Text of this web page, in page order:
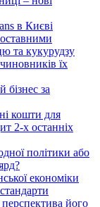
в Києві
та кукурудзу
їх
бізнес за
кошти для
2-х останніх
політики або
економіки
перспектива його